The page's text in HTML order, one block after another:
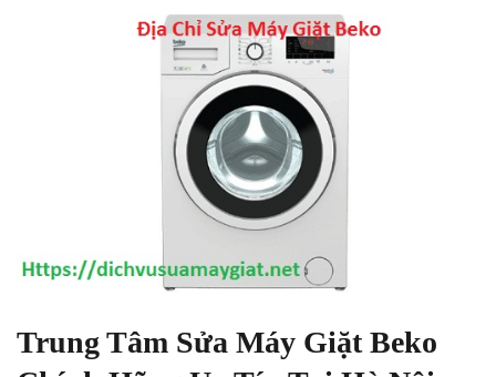
Trung Tâm Sửa Máy Giặt Beko